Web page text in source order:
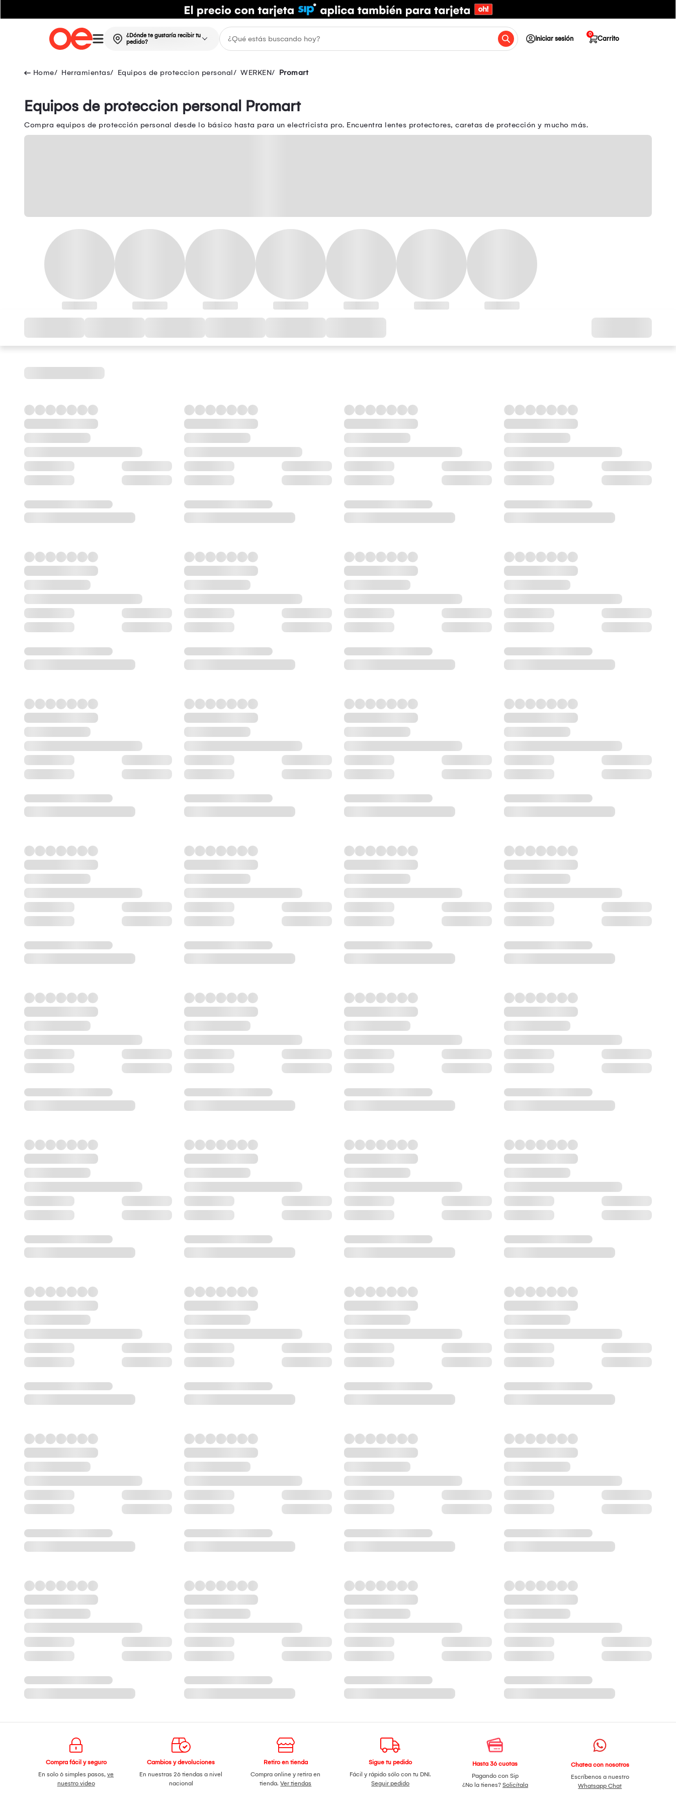
¿Dónde te gustaría recibir tu
pedido?
Iniciar sesión Carrito
0
Herramientas Equipos de proteccion personal WERKEN Promart
Equipos de proteccion personal Promart
Compra equipos de protección personal desde lo básico hasta para un electricista pro. Encuentra lentes protectores, caretas de protección y mucho más.
Compra fácil y seguro
En solo 6 simples pasos,ve
nuestro video
Cambios y devoluciones
En nuestras 26 tiendas a nivel
nacional
Retiro en tienda
Compra online y retira en
tienda.Ver tiendas
Sigue tu pedido
Fácil y rápido sólo con tu DNI.
Seguir pedido
Hasta 36 cuotas
Pagando con Sip
¿No la tienes? Solicítala
Chatea con nosotros
Escríbenos a nuestro
Whatsapp Chat